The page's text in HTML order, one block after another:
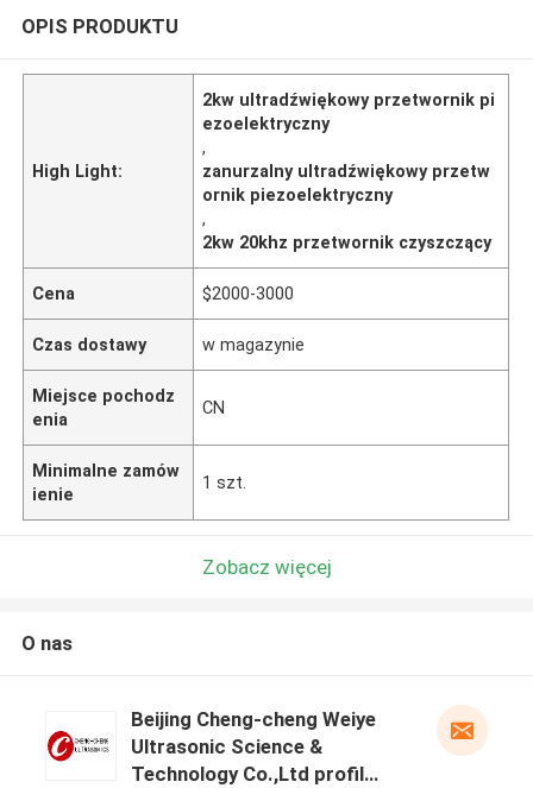
OPIS PRODUKTU
High Light:
2kw ultradźwiękowy przetwornik pi
ezoelektryczny
,
zanurzalny ultradźwiękowy przetw
ornik piezoelektryczny
,
2kw 20khz przetwornik czyszczący
Cena $2000-3000
Czas dostawy w magazynie
Miejsce pochodz
enia
CN
Minimalne zamów
ienie
1 szt.
Zobacz więcej
O nas
Beijing Cheng-cheng Weiye
Ultrasonic Science &
Technology Co.,Ltd profil